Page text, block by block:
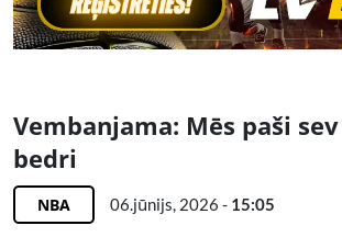
Vembanjama: Mēs paši
bedri
NBA 06.jūnijs, 2026 - 15:05